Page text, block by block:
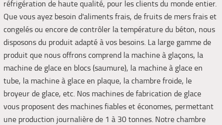
réfrigération de haute qualité, pour les clients du monde entier.
Que vous ayez besoin d'aliments frais, de fruits de mers frais et
congelés ou encore de contrôler la température du béton, nous
disposons du produit adapté à vos besoins. La large gamme de
produit que nous offrons comprend la machine à glaçons, la
machine de glace en blocs (saumure), la machine à glace en
tube, la machine à glace en plaque, la chambre froide, le
broyeur de glace, etc. Nos machines de fabrication de glace
vous proposent des machines fiables et économes, permettant
une production journalière de 1 à 30 tonnes. Notre chambre